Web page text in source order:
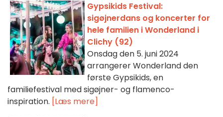
Gypsikids Festival:
sigøjnerdans og koncerter for
hele familien i Wonderland i
Clichy (92)
Onsdag den 5. juni 2024
arrangerer Wonderland den
første Gypsikids, en
familiefestival med sigøjner- og flamenco-
inspiration. [Læs mere]